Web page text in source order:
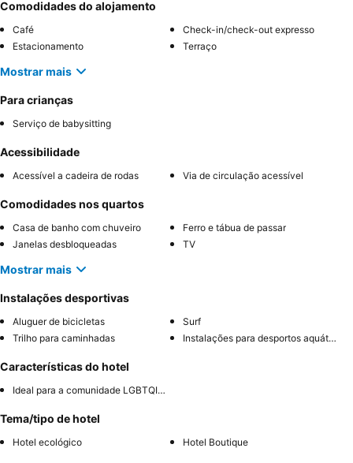
Comodidades do alojamento
Café
Check-in/check-out expresso
Estacionamento
Terraço
Mostrar mais
Para crianças
Serviço de babysitting
Acessibilidade
Acessível a cadeira de rodas Via de circulação acessível
Comodidades nos quartos
Casa de banho com chuveiro
Ferro e tábua de passar
Janelas desbloqueadas
TV
Mostrar mais
Instalações desportivas
Aluguer de bicicletas
Surf
Trilho para caminhadas
Instalações para desportos aquáticos
Características do hotel
Ideal para a comunidade LGBTQIA+
Tema/tipo de hotel
Hotel ecológico Hotel Boutique